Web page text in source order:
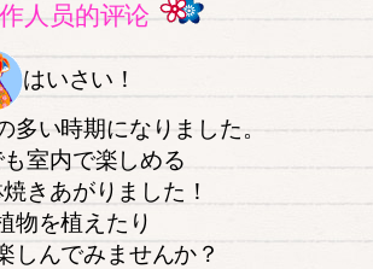
人员的评论
はいさい！
い時期になりました。
室内で楽しめる
きあがりました！
物を植えたり
しんでみませんか？